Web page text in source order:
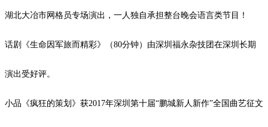
湖北大冶市网格员专场演出，一人独自承担整台晚会语言类节目！
话剧《生命因军旅而精彩》（80分钟）由深圳福永杂技团在深圳长期
演出受好评。
小品《疯狂的策划》获2017年深圳第十届“鹏城新人新作”全国曲艺征文